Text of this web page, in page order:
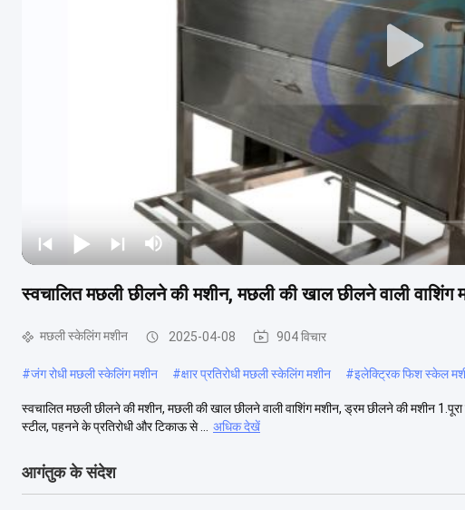
स्वचालित मछली छीलने की मशीन, मछली की खाल छीलने वाली वाशिंग
मछली स्केलिंग मशीन 2025-04-08 904 विचार
#जंग रोधी मछली स्केलिंग मशीन #क्षार प्रतिरोधी मछली स्केलिंग मशीन #इलेक्ट्रिक फिश स्केल
स्वचालित मछली छीलने की मशीन, मछली की खाल छीलने वाली वाशिंग मशीन, ड्रम छीलने की मशीन
स्टील, पहनने के प्रतिरोधी और टिकाऊ से ...
अधिक देखें
आगंतुक के संदेश